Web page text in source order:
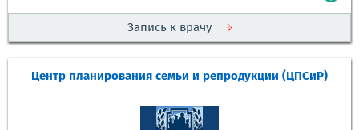
Запись к врачу
Центр планирования семьи и репродукции (ЦПСиР)